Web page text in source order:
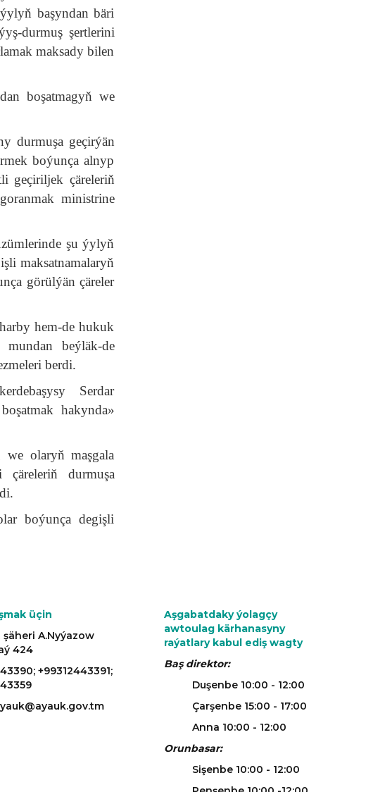
başyndan bäri
durmuş şertlerini
maksady bilen
boşatmagyň we
durmuşa geçirýän
boýunça alnyp
geçiriljek çäreleriň
ministrine
şu ýylyň
maksatnamalaryň
görülýän çäreler
hem-de hukuk
beýläk-de
berdi.
Serdar
hakynda»
olaryň maşgala
çäreleriň durmuşa
boýunça degişli
üçin
A.Nyýazow
424
+99312443391;
Aşgabatdaky ýolagçy
awtoulag kärhanasyny
raýatlary kabul ediş wagty
Baş direktor:
Duşenbe 10:00 - 12:00
Çarşenbe 15:00 - 17:00
Anna 10:00 - 12:00
Orunbasar:
Sişenbe 10:00 - 12:00